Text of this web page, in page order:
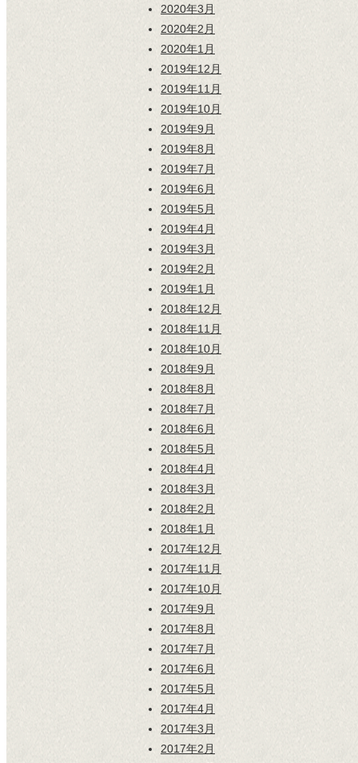
2020年3月
2020年2月
2020年1月
2019年12月
2019年11月
2019年10月
2019年9月
2019年8月
2019年7月
2019年6月
2019年5月
2019年4月
2019年3月
2019年2月
2019年1月
2018年12月
2018年11月
2018年10月
2018年9月
2018年8月
2018年7月
2018年6月
2018年5月
2018年4月
2018年3月
2018年2月
2018年1月
2017年12月
2017年11月
2017年10月
2017年9月
2017年8月
2017年7月
2017年6月
2017年5月
2017年4月
2017年3月
2017年2月